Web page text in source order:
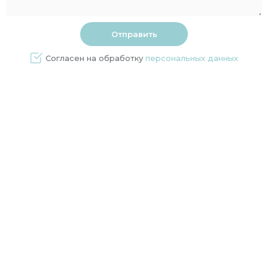
Согласен на обработку персональных данных